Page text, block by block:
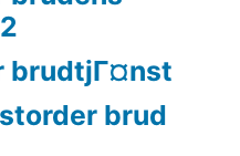
brudtjГ¤nst
brud